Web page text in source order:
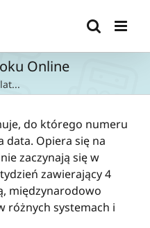
Online
do którego numeru
data. Opiera się na
zaczynają się w
zawierający 4
międzynarodowo
różnych systemach i